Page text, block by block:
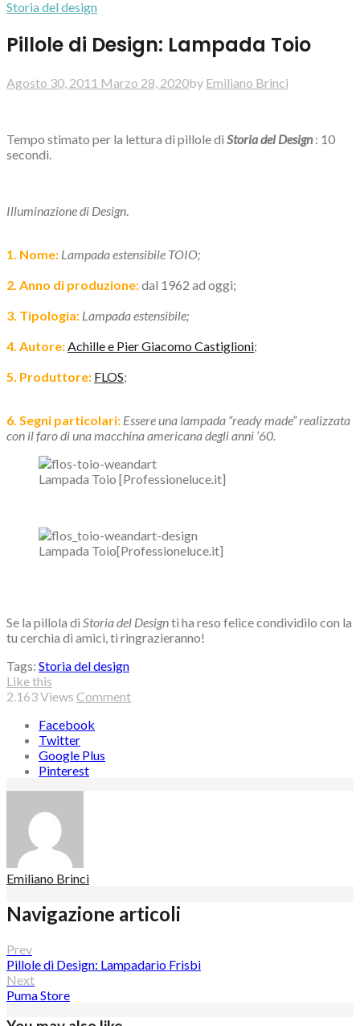
Storia del design
Pillole di Design: Lampada Toio
Agosto 30, 2011 Marzo 28, 2020by Emiliano Brinci
Tempo stimato per la lettura di pillole di Storia del Design: 10
secondi.
Illuminazione di Design.
1. Nome: Lampada estensibile TOIO;
2. Anno di produzione:dal 1962 ad oggi;
3. Tipologia: Lampada estensibile;
4. Autore:Achille e Pier Giacomo Castiglioni;
5. Produttore: FLOS;
6. Segni particolari: Essere una lampada “ready made” realizzata
con il faro di una macchina americana degli anni ’60.
Lampada Toio [Professioneluce.it]
Lampada Toio[Professioneluce.it]
Se la pillola di Storia del Designti ha reso felice condividilo con la
tu cerchia di amici, ti ringrazieranno!
Tags: Storia del design
Like this
2.163Views Comment
Facebook
Twitter
Google Plus
Pinterest
Emiliano Brinci
Navigazione articoli
Prev
Pillole di Design: Lampadario Frisbi
Next
Puma Store